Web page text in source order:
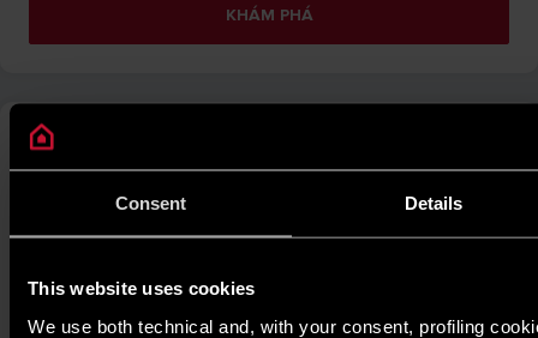
Consent Details
This website uses cookies
We use both technical and, with your consent, profiling
KHÁM PHÁ